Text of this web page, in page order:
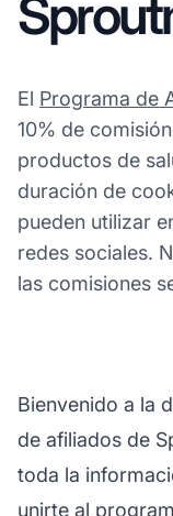
El Programa de
10% de
productos de
duración de
pueden utilizar
redes sociales.
las comisiones
Bienvenido a la
de afiliados de
toda la
unirte al